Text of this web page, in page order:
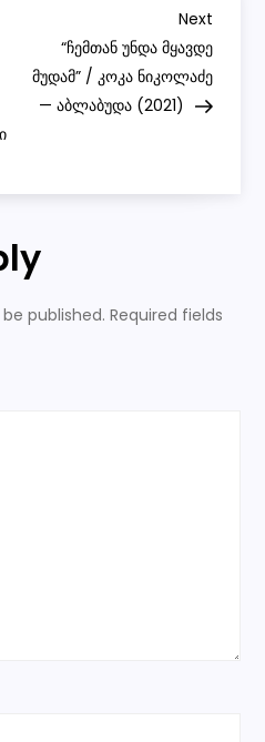
Next
Post
Next
“ჩემთან უნდა მყავდე
მუდამ” / კოკა ნიკოლაძე
— აბლაბუდა (2021)
published. Required fields